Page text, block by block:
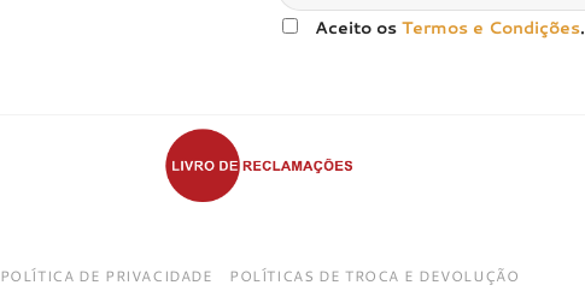
Aceito osTermos e Condições.
POLÍTICA DE PRIVACIDADE POLÍTICAS DE TROCA E DEVOLUÇÃO